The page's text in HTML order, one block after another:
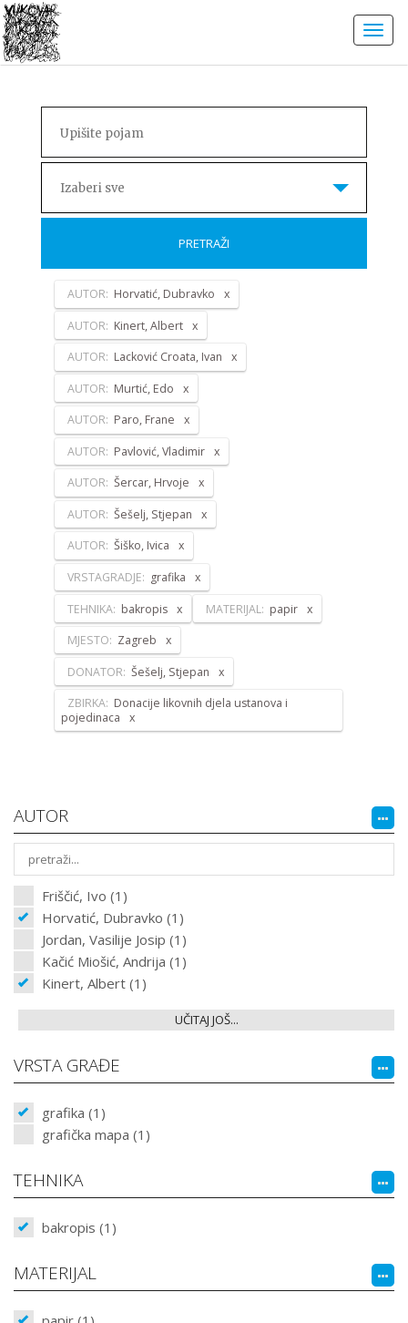
Izaberi sve
PRETRAŽI
AUTOR: Horvatić, Dubravko
AUTOR: Kinert, Albert
AUTOR: Lacković Croata, Ivan
AUTOR: Murtić, Edo
AUTOR: Paro, Frane
AUTOR: Pavlović, Vladimir
AUTOR: Šercar, Hrvoje
AUTOR: Šešelj, Stjepan
AUTOR: Šiško, Ivica
VRSTAGRADJE: grafika
TEHNIKA: bakropis MATERIJAL: papir
MJESTO: Zagreb
DONATOR: Šešelj, Stjepan
ZBIRKA: Donacije likovnih djela ustanova i
pojedinaca
AUTOR
Friščić, Ivo (1)
Horvatić, Dubravko (1)
Jordan, Vasilije Josip (1)
Kačić Miošić, Andrija (1)
Kinert, Albert (1)
UČITAJ JOŠ...
VRSTA GRAĐE
grafika (1)
grafička mapa (1)
TEHNIKA
bakropis (1)
MATERIJAL